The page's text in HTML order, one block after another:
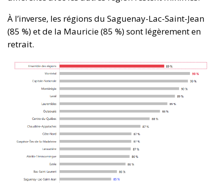
À l’inverse, les régions du Saguenay-Lac-Saint-Jean
(85 %) et de la Mauricie (85 %) sont légèrement en
retrait.